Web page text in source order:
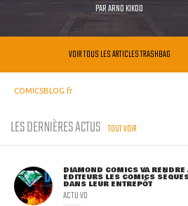
PARARNO KIKOO
VOIR TOUS LES ARTICLES TRASHBAG
COMICSBLOG.fr
LES DERNIÈRES ACTUS TOUT VOIR
DIAMOND COMICS VA RENDRE
ÉDITEURS LES COMICS
DANS LEUR ENTREPÔT
ACTU VO